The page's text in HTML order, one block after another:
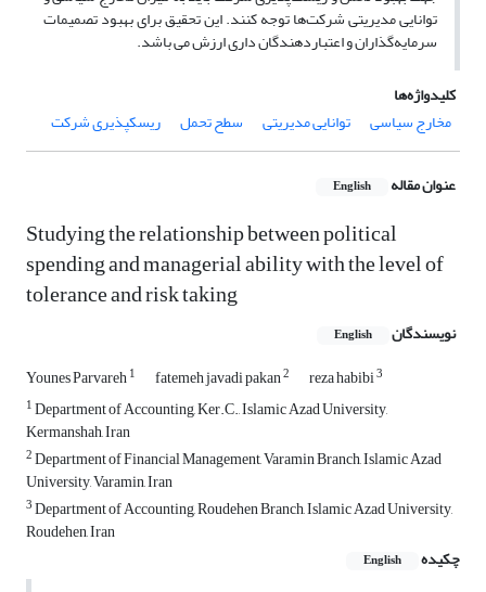
توانایی مدیریتی شرکت‌ها توجه کنند. این تحقیق برای بهبود تصمیمات
سرمایه‌گذاران و اعتباردهندگان داری ارزش می باشد.
کلیدواژه‌ها
مخارج سیاسی
توانایی مدیریتی سطح تحمل ریسک­پذیری شرکت
عنوان مقاله English
Studying the relationship between political
spending and managerial ability with the level of
tolerance and risk taking
نویسندگان English
Younes Parvareh1 fatemeh javadi pakan2 reza habibi3
1Department of Accounting, Ker.C., Islamic Azad University,
Kermanshah, Iran
2Department of Financial Management, Varamin Branch, Islamic Azad
University, Varamin, Iran
3Department of Accounting, Roudehen Branch, Islamic Azad University,
Roudehen, Iran
چکیده
English